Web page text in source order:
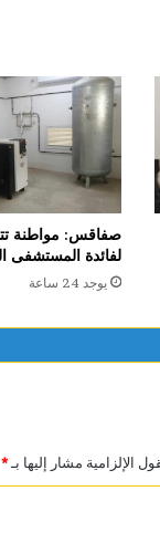
صفاقس: مواطنة
لفائدة المستشفى
يوجد 24 ساعة
الإلزامية مشار إليها بـ*